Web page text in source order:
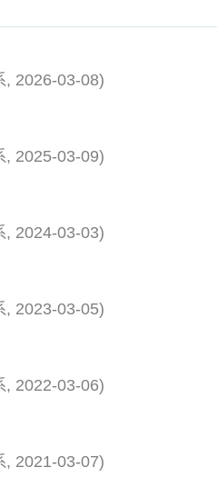
, 2026-03-08)
, 2025-03-09)
, 2024-03-03)
, 2023-03-05)
, 2022-03-06)
, 2021-03-07)